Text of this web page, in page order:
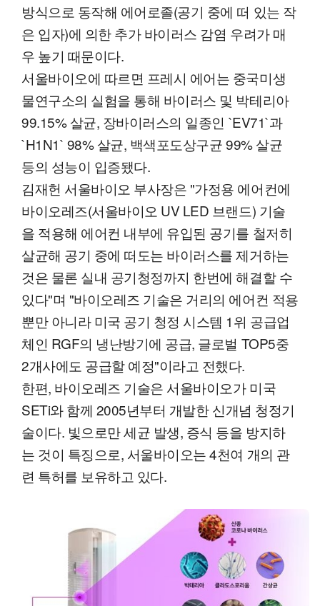
방식으로 동작해 에어로졸(공기 중에 떠 있는 작
은 입자)에 의한 추가 바이러스 감염 우려가 매
우 높기 때문이다.
서울바이오에 따르면 프레시 에어는 중국미생
물연구소의 실험을 통해 바이러스 및 박테리아
99.15% 살균, 장바이러스의 일종인 `EV71`과
`H1N1` 98% 살균, 백색포도상구균 99% 살균
등의 성능이 입증됐다.
김재헌 서울바이오 부사장은 "가정용 에어컨에
바이오레즈(서울바이오 UV LED 브랜드) 기술
을 적용해 에어컨 내부에 유입된 공기를 철저히
살균해 공기 중에 떠도는 바이러스를 제거하는
것은 물론 실내 공기청정까지 한번에 해결할 수
있다"며 "바이오레즈 기술은 거리의 에어컨 적용
뿐만 아니라 미국 공기 청정 시스템 1위 공급업
체인 RGF의 냉난방기에 공급, 글로벌 TOP5중
2개사에도 공급할 예정"이라고 전했다.
한편, 바이오레즈 기술은 서울바이오가 미국
SETi와 함께 2005년부터 개발한 신개념 청정기
술이다. 빛으로만 세균 발생, 증식 등을 방지하
는 것이 특징으로, 서울바이오는 4천여 개의 관
련 특허를 보유하고 있다.